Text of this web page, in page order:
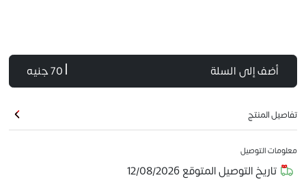
أضف إلى السلة | 70 جنيه
تفاصيل المنتج
معلومات التوصيل
تاريخ التوصيل المتوقع12/08/2026